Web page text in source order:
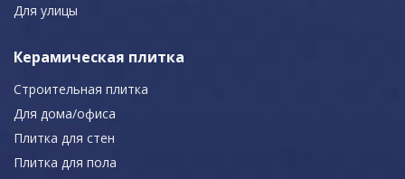
Для улицы
Керамическая плитка
Строительная плитка
Для дома/офиса
Плитка для стен
Плитка для пола